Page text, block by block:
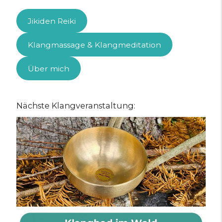
Jikiden Reiki
Klangmassage & Klangmeditation
Über mich
Nächste Klangveranstaltung: